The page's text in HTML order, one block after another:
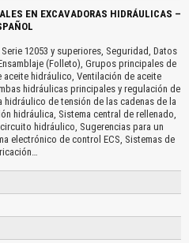
EN EXCAVADORAS HIDRÁULICAS –
12053 y superiores, Seguridad, Datos
(Folleto), Grupos principales de
aceite hidráulico, Ventilación de aceite
hidráulicas principales y regulación de
de tensión de las cadenas de la
hidráulica, Sistema central de rellenado,
hidráulico, Sugerencias para un
electrónico de control ECS, Sistemas de